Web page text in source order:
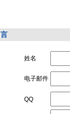
姓名
电子邮件
QQ